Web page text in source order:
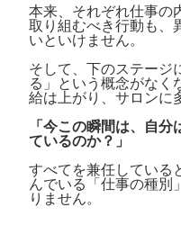
本来、それぞれ仕事の
取り組むべき行動も、
いといけません。
そして、下のステージ
る」という概念がなく
給は上がり、サロンに
「今この瞬間は、自
ているのか？」
すべてを兼任している
んでいる「仕事の種別
りません。